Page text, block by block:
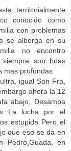
territorialmente
conocido como
con problemas
se alberga en su
no encontro
siempre son bnas
mas profundas.
igual San Fra,
ahora la 12
abajo, Desampa
La lucha por el
estupida Pero el
que eso se da en
Pedro,Guada, en